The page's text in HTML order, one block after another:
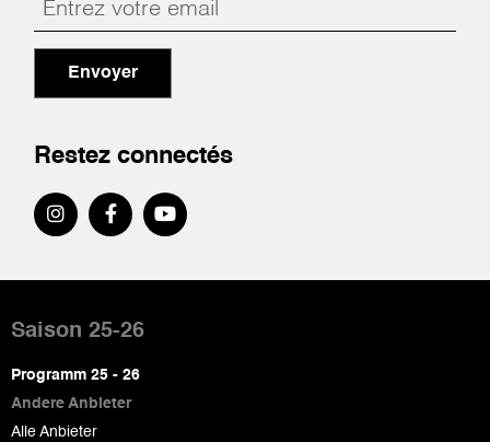
Envoyer
Restez connectés
de
page
Saison 25-26
Programm 25 - 26
Andere Anbieter
Alle Anbieter